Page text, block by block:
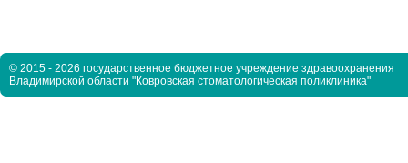
© 2015 - 2026 государственное бюджетное учреждение здравоохранения
Владимирской области "Ковровская стоматологическая поликлиника"